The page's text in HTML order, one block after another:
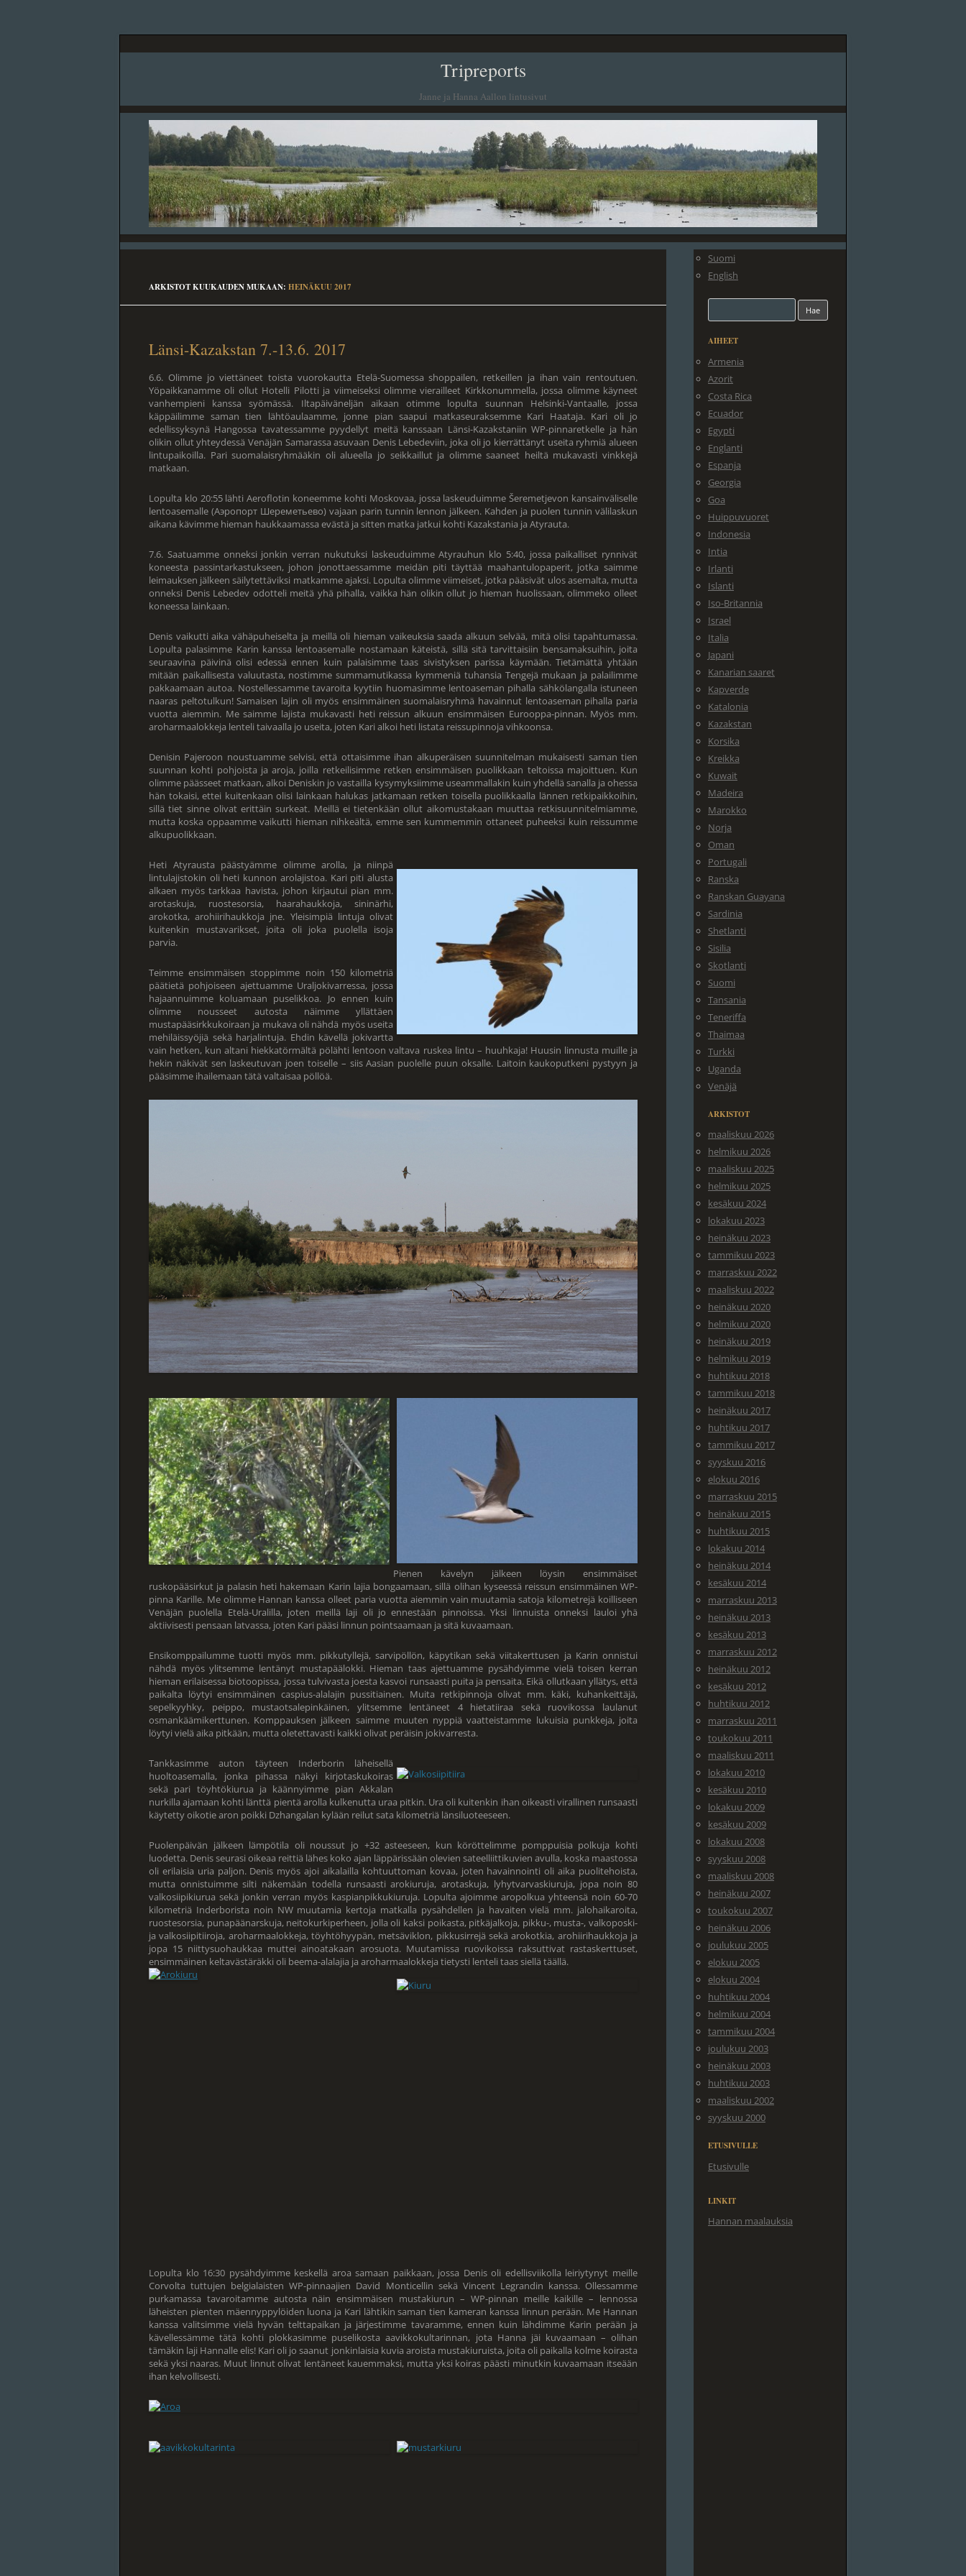
Tripreports
Janne ja Hanna Aallon lintusivut
ARKISTOT KUUKAUDEN MUKAAN: HEINÄKUU 2017
Länsi-Kazakstan 7.-13.6. 2017
6.6. Olimme jo viettäneet toista vuorokautta Etelä-Suomessa shoppailen, retkeillen ja ihan vain rentoutuen.
Yöpaikkanamme oli ollut Hotelli Pilotti ja viimeiseksi olimme vierailleet Kirkkonummella, jossa olimme käyneet
vanhempieni kanssa syömässä. Iltapäiväneljän aikaan otimme lopulta suunnan Helsinki-Vantaalle, jossa
käppäilimme saman tien lähtöaulaamme, jonne pian saapui matkaseuraksemme Kari Haataja. Kari oli jo
edellissyksynä Hangossa tavatessamme pyydellyt meitä kanssaan Länsi-Kazakstaniin WP-pinnaretkelle ja hän
olikin ollut yhteydessä Venäjän Samarassa asuvaan Denis Lebedeviin, joka oli jo kierrättänyt useita ryhmiä alueen
lintupaikoilla. Pari suomalaisryhmääkin oli alueella jo seikkaillut ja olimme saaneet heiltä mukavasti vinkkejä
matkaan.
Lopulta klo 20:55 lähti Aeroflotin koneemme kohti Moskovaa, jossa laskeuduimme Šeremetjevon kansainväliselle
lentoasemalle (Аэропорт Шереметьево) vajaan parin tunnin lennon jälkeen. Kahden ja puolen tunnin välilaskun
aikana kävimme hieman haukkaamassa evästä ja sitten matka jatkui kohti Kazakstania ja Atyrauta.
7.6. Saatuamme onneksi jonkin verran nukutuksi laskeuduimme Atyrauhun klo 5:40, jossa paikalliset rynnivät
koneesta passintarkastukseen, johon jonottaessamme meidän piti täyttää maahantulopaperit, jotka saimme
leimauksen jälkeen säilytettäviksi matkamme ajaksi. Lopulta olimme viimeiset, jotka pääsivät ulos asemalta, mutta
onneksi Denis Lebedev odotteli meitä yhä pihalla, vaikka hän olikin ollut jo hieman huolissaan, olimmeko olleet
koneessa lainkaan.
Denis vaikutti aika vähäpuheiselta ja meillä oli hieman vaikeuksia saada alkuun selvää, mitä olisi tapahtumassa.
Lopulta palasimme Karin kanssa lentoasemalle nostamaan käteistä, sillä sitä tarvittaisiin bensamaksuihin, joita
seuraavina päivinä olisi edessä ennen kuin palaisimme taas sivistyksen parissa käymään. Tietämättä yhtään
mitään paikallisesta valuutasta, nostimme summamutikassa kymmeniä tuhansia Tengejä mukaan ja palailimme
pakkaamaan autoa. Nostellessamme tavaroita kyytiin huomasimme lentoaseman pihalla sähkölangalla istuneen
naaras peltotulkun! Samaisen lajin oli myös ensimmäinen suomalaisryhmä havainnut lentoaseman pihalla paria
vuotta aiemmin. Me saimme lajista mukavasti heti reissun alkuun ensimmäisen Eurooppa-pinnan. Myös mm.
aroharmaalokkeja lenteli taivaalla jo useita, joten Kari alkoi heti listata reissupinnoja vihkoonsa.
Denisin Pajeroon noustuamme selvisi, että ottaisimme ihan alkuperäisen suunnitelman mukaisesti saman tien
suunnan kohti pohjoista ja aroja, joilla retkeilisimme retken ensimmäisen puolikkaan teltoissa majoittuen. Kun
olimme päässeet matkaan, alkoi Deniskin jo vastailla kysymyksiimme useammallakin kuin yhdellä sanalla ja ohessa
hän tokaisi, ettei kuitenkaan olisi lainkaan halukas jatkamaan retken toisella puolikkaalla lännen retkipaikkoihin,
sillä tiet sinne olivat erittäin surkeat. Meillä ei tietenkään ollut aikomustakaan muuttaa retkisuunnitelmiamme,
mutta koska oppaamme vaikutti hieman nihkeältä, emme sen kummemmin ottaneet puheeksi kuin reissumme
alkupuolikkaan.
Heti Atyrausta päästyämme olimme arolla, ja niinpä
lintulajistokin oli heti kunnon arolajistoa. Kari piti alusta
alkaen myös tarkkaa havista, johon kirjautui pian mm.
arotaskuja, ruostesorsia, haarahaukkoja, sininärhi,
arokotka, arohiirihaukkoja jne. Yleisimpiä lintuja olivat
kuitenkin mustavarikset, joita oli joka puolella isoja
parvia.
Teimme ensimmäisen stoppimme noin 150 kilometriä
päätietä pohjoiseen ajettuamme Uraljokivarressa, jossa
hajaannuimme koluamaan puselikkoa. Jo ennen kuin
olimme nousseet autosta näimme yllättäen
mustapääsirkkukoiraan ja mukava oli nähdä myös useita
mehiläissyöjiä sekä harjalintuja. Ehdin kävellä jokivartta
vain hetken, kun altani hiekkatörmältä pölähti lentoon valtava ruskea lintu – huuhkaja! Huusin linnusta muille ja
hekin näkivät sen laskeutuvan joen toiselle – siis Aasian puolelle puun oksalle. Laitoin kaukoputkeni pystyyn ja
pääsimme ihailemaan tätä valtaisaa pöllöä.
Pienen kävelyn jälkeen löysin ensimmäiset
ruskopääsirkut ja palasin heti hakemaan Karin lajia bongaamaan, sillä olihan kyseessä reissun ensimmäinen WP-
pinna Karille. Me olimme Hannan kanssa olleet paria vuotta aiemmin vain muutamia satoja kilometrejä koilliseen
Venäjän puolella Etelä-Uralilla, joten meillä laji oli jo ennestään pinnoissa. Yksi linnuista onneksi lauloi yhä
aktiivisesti pensaan latvassa, joten Kari pääsi linnun pointsaamaan ja sitä kuvaamaan.
Ensikomppailumme tuotti myös mm. pikkutyllejä, sarvipöllön, käpytikan sekä viitakerttusen ja Karin onnistui
nähdä myös ylitsemme lentänyt mustapäälokki. Hieman taas ajettuamme pysähdyimme vielä toisen kerran
hieman erilaisessa biotoopissa, jossa tulvivasta joesta kasvoi runsaasti puita ja pensaita. Eikä ollutkaan yllätys, että
paikalta löytyi ensimmäinen caspius-alalajin pussitiainen. Muita retkipinnoja olivat mm. käki, kuhankeittäjä,
sepelkyyhky, peippo, mustaotsalepinkäinen, ylitsemme lentäneet 4 hietatiiraa sekä ruovikossa laulanut
osmankäämikerttunen. Komppauksen jälkeen saimme muuten nyppiä vaatteistamme lukuisia punkkeja, joita
löytyi vielä aika pitkään, mutta oletettavasti kaikki olivat peräisin jokivarresta.
Tankkasimme auton täyteen Inderborin läheisellä
huoltoasemalla, jonka pihassa näkyi kirjotaskukoiras
sekä pari töyhtökiurua ja käännyimme pian Akkalan
nurkilla ajamaan kohti länttä pientä arolla kulkenutta uraa pitkin. Ura oli kuitenkin ihan oikeasti virallinen runsaasti
käytetty oikotie aron poikki Dzhangalan kylään reilut sata kilometriä länsiluoteeseen.
Puolenpäivän jälkeen lämpötila oli noussut jo +32 asteeseen, kun köröttelimme pomppuisia polkuja kohti
luodetta. Denis seurasi oikeaa reittiä lähes koko ajan läppärissään olevien sateelliittikuvien avulla, koska maastossa
oli erilaisia uria paljon. Denis myös ajoi aikalailla kohtuuttoman kovaa, joten havainnointi oli aika puolitehoista,
mutta onnistuimme silti näkemään todella runsaasti arokiuruja, arotaskuja, lyhytvarvaskiuruja, jopa noin 80
valkosiipikiurua sekä jonkin verran myös kaspianpikkukiuruja. Lopulta ajoimme aropolkua yhteensä noin 60-70
kilometriä Inderborista noin NW muutamia kertoja matkalla pysähdellen ja havaiten vielä mm. jalohaikaroita,
ruostesorsia, punapäänarskuja, neitokurkiperheen, jolla oli kaksi poikasta, pitkäjalkoja, pikku-, musta-, valkoposki-
ja valkosiipitiiroja, aroharmaalokkeja, töyhtöhyypän, metsäviklon, pikkusirrejä sekä arokotkia, arohiirihaukkoja ja
jopa 15 niittysuohaukkaa muttei ainoatakaan arosuota. Muutamissa ruovikoissa raksuttivat rastaskerttuset,
ensimmäinen keltavästäräkki oli beema-alalajia ja aroharmaalokkeja tietysti lenteli taas siellä täällä.
Lopulta klo 16:30 pysähdyimme keskellä aroa samaan paikkaan, jossa Denis oli edellisviikolla leiriytynyt meille
Corvolta tuttujen belgialaisten WP-pinnaajien David Monticellin sekä Vincent Legrandin kanssa. Ollessamme
purkamassa tavaroitamme autosta näin ensimmäisen mustakiurun – WP-pinnan meille kaikille – lennossa
läheisten pienten mäennyppylöiden luona ja Kari lähtikin saman tien kameran kanssa linnun perään. Me Hannan
kanssa valitsimme vielä hyvän telttapaikan ja järjestimme tavaramme, ennen kuin lähdimme Karin perään ja
kävellessämme tätä kohti plokkasimme puselikosta aavikkokultarinnan, jota Hanna jäi kuvaamaan – olihan
tämäkin laji Hannalle elis! Kari oli jo saanut jonkinlaisia kuvia aroista mustakiuruista, joita oli paikalla kolme koirasta
sekä yksi naaras. Muut linnut olivat lentäneet kauemmaksi, mutta yksi koiras päästi minutkin kuvaamaan itseään
ihan kelvollisesti.
Suomi
English
Haku:
AIHEET
Armenia
Azorit
Costa Rica
Ecuador
Egypti
Englanti
Espanja
Georgia
Goa
Huippuvuoret
Indonesia
Intia
Irlanti
Islanti
Iso-Britannia
Israel
Italia
Japani
Kanarian saaret
Kapverde
Katalonia
Kazakstan
Korsika
Kreikka
Kuwait
Madeira
Marokko
Norja
Oman
Portugali
Ranska
Ranskan Guayana
Sardinia
Shetlanti
Sisilia
Skotlanti
Suomi
Tansania
Teneriffa
Thaimaa
Turkki
Uganda
Venäjä
ARKISTOT
maaliskuu 2026
helmikuu 2026
maaliskuu 2025
helmikuu 2025
kesäkuu 2024
lokakuu 2023
heinäkuu 2023
tammikuu 2023
marraskuu 2022
maaliskuu 2022
heinäkuu 2020
helmikuu 2020
heinäkuu 2019
helmikuu 2019
huhtikuu 2018
tammikuu 2018
heinäkuu 2017
huhtikuu 2017
tammikuu 2017
syyskuu 2016
elokuu 2016
marraskuu 2015
heinäkuu 2015
huhtikuu 2015
lokakuu 2014
heinäkuu 2014
kesäkuu 2014
marraskuu 2013
heinäkuu 2013
kesäkuu 2013
marraskuu 2012
heinäkuu 2012
kesäkuu 2012
huhtikuu 2012
marraskuu 2011
toukokuu 2011
maaliskuu 2011
lokakuu 2010
kesäkuu 2010
lokakuu 2009
kesäkuu 2009
lokakuu 2008
syyskuu 2008
maaliskuu 2008
heinäkuu 2007
toukokuu 2007
heinäkuu 2006
joulukuu 2005
elokuu 2005
elokuu 2004
huhtikuu 2004
helmikuu 2004
tammikuu 2004
joulukuu 2003
heinäkuu 2003
huhtikuu 2003
maaliskuu 2002
syyskuu 2000
ETUSIVULLE
Etusivulle
LINKIT
Hannan maalauksia